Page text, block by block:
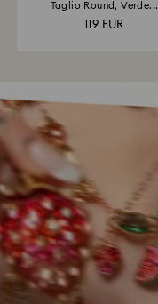
Taglio Round, Verde...
119 EUR